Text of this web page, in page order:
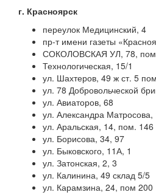
г. Красноярск
переулок Медицинский, 4
пр-т имени газеты
СОКОЛОВСКАЯ УЛ, 78,
Технологическая, 15/1
ул. Шахтеров, 49 ж ст. 5
ул. 78 Добровольческой
ул. Авиаторов, 68
ул. Александра Матросова,
ул. Аральская, 14, пом. 146
ул. Борисова, 34, 97
ул. Быковского, 11А, 1
ул. Затонская, 2, 3
ул. Калинина, 49 склад 5/5
ул. Карамзина, 24, пом 200